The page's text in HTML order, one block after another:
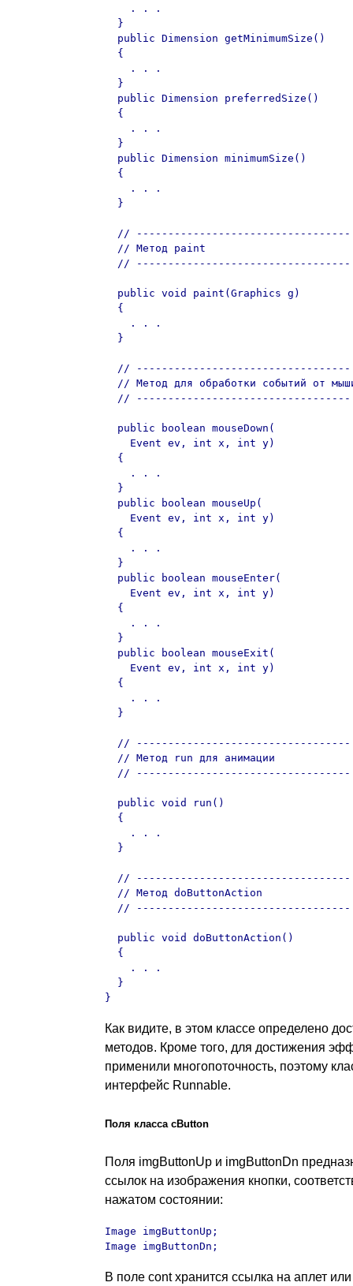
    . . .
  }
  public Dimension getMinimumSize()
  {
    . . .
  }
  public Dimension preferredSize()
  {
    . . .
  }
  public Dimension minimumSize()
  {
    . . .
  }
  // ----------------------------------
  // Метод paint
  // ----------------------------------
  public void paint(Graphics g)
  {
    . . .
  }
  // ----------------------------------
// Метод для обработки событий от
  // ----------------------------------
  public boolean mouseDown(
    Event ev, int x, int y)
  {
    . . .
  }
  public boolean mouseUp(
    Event ev, int x, int y)
  {
    . . .
  }
  public boolean mouseEnter(
    Event ev, int x, int y)
  {
    . . .
  }
  public boolean mouseExit(
    Event ev, int x, int y)
  {
    . . .
  }
  // ----------------------------------
  // Метод run для анимации
  // ----------------------------------
  public void run()
  {
    . . .
  }
  // ----------------------------------
  // Метод doButtonAction
  // ----------------------------------
  public void doButtonAction()
  {
    . . .
  }
}
Как видите, в этом классе определено
методов. Кроме того, для достижения
применили многопоточность, поэтому
интерфейс Runnable.
Поля класса cButton
Поля imgButtonUp и imgButtonDn
ссылок на изображения кнопки,
нажатом состоянии:
Image imgButtonUp;
Image imgButtonDn;
В поле cont хранится ссылка на аплет